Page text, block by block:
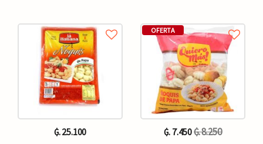
₲. 25.100
OFERTA
₲. 7.450₲. 8.250